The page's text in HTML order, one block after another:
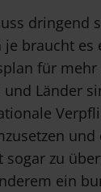
dringend
braucht es
für mehr
Länder
und
sogar zu
ein